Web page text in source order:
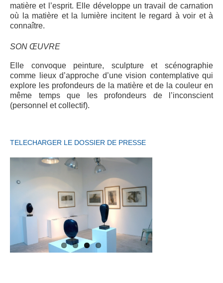
matière et l’esprit. Elle développe un travail de carnation
où la matière et la lumière incitent le regard à voir et à
connaître.
SON ŒUVRE
Elle convoque peinture, sculpture et scénographie
comme lieux d’approche d’une vision contemplative qui
explore les profondeurs de la matière et de la couleur en
même temps que les profondeurs de l’inconscient
(personnel et collectif).
TELECHARGER LE DOSSIER DE PRESSE